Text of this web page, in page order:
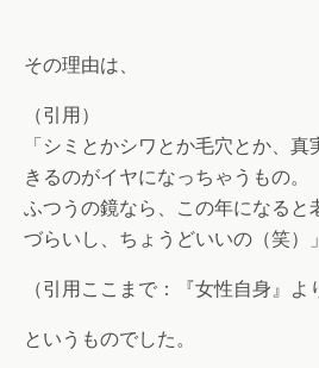
その理由は、
（引用）
「シミとかシワとか毛穴とか、
きるのがイヤになっちゃうもの。
ふつうの鏡なら、この年になると
づらいし、ちょうどいいの（笑）」
（引用ここまで：『女性自身』よ
というものでした。